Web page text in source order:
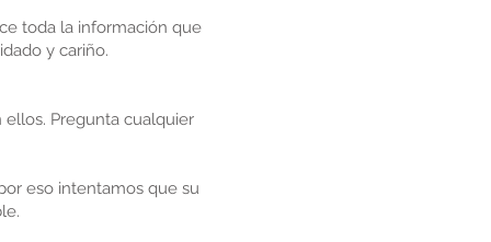
toda la información que
y cariño.
Pregunta cualquier
eso intentamos que su